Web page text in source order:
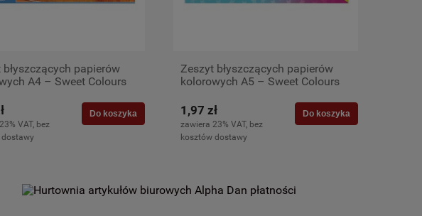
błyszczących papierów
A4 – Sweet Colours
VAT, bez
dostawy
Do koszyka
Zeszyt błyszczących papierów
kolorowych A5 – Sweet Colours
1,97 zł
zawiera 23% VAT, bez
kosztów dostawy
Do koszyka